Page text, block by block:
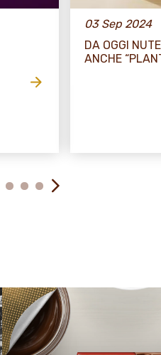
03 Sep 2024
DA OGGI
ANCHE